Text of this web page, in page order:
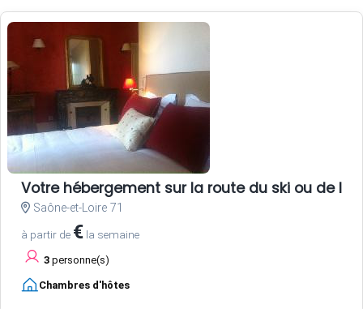
Votre hébergement sur la route du ski ou de la
Saône-et-Loire 71
à partir de € la semaine
3 personne(s)
Chambres d'hôtes